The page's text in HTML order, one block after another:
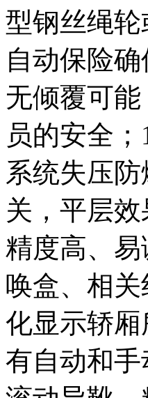
型钢丝绳
自动保险
无倾覆可
员的安全
系统失压
关，平层
精度高、
唤盒、相
化显示轿
有自动和